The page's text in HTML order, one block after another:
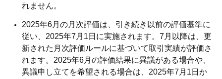
れません。
2025年6月の月次評価は、引き続き以前の評価基準に
従い、2025年7月1日に実施されます。7月以降は、更
新された月次評価ルールに基づいて取引実績が評価さ
れます。2025年6月の評価結果に異議がある場合や、
異議申し立てを希望される場合は、2025年7月1日か